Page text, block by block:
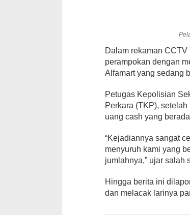
Dalam rekaman
perampokan dengan
Alfamart yang sedang
Petugas Kepolisian
Perkara (TKP),
uang cash yang
“Kejadiannya sangat
menyuruh kami yang
jumlahnya,” ujar salah
Hingga berita ini
dan melacak larinya